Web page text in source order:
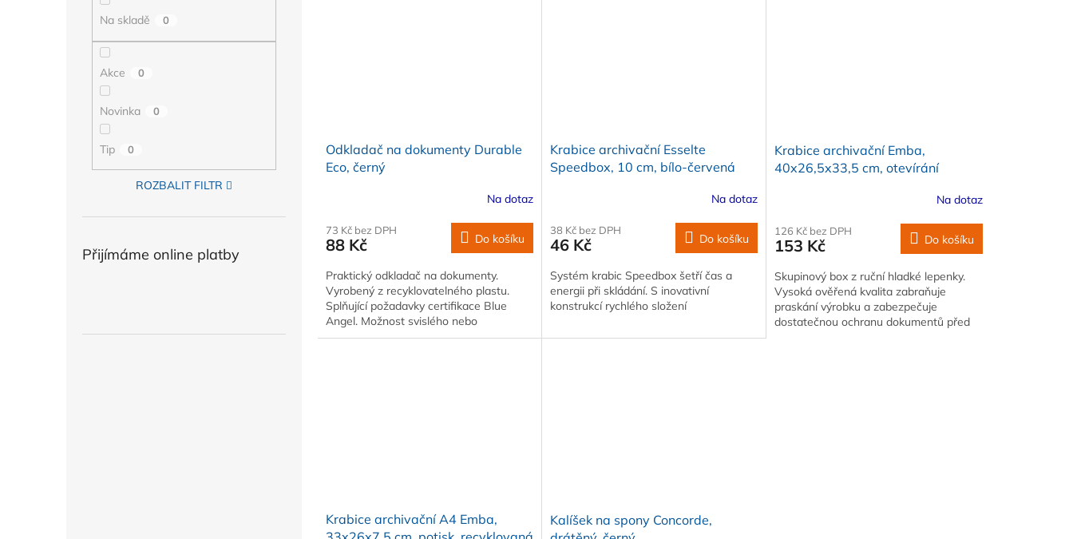
Na skladě 0
Akce 0
Novinka 0
Tip 0
ROZBALIT FILTR
Přijímáme online platby
Odkladač na dokumenty Durable
Eco, černý
Na dotaz
73 Kč bez DPH
88 Kč Do košíku
Praktický odkladač na dokumenty.
Vyrobený z recyklovatelného plastu.
Splňující požadavky certifikace Blue
Angel. Možnost svislého nebo
odsazeneho stohování
Krabice archivační Esselte
Speedbox, 10 cm, bílo-červená
Na dotaz
38 Kč bez DPH
46 Kč Do košíku
Systém krabic Speedbox šetří čas a
energii při skládání. S inovativní
konstrukcí rychlého složení
Krabice archivační Emba,
40x26,5x33,5 cm, otevírání
Na dotaz
126 Kč bez DPH
153 Kč Do košíku
Skupinový box z ruční hladké lepenky.
Vysoká ověřená kvalita zabraňuje
praskání výrobku a zabezpečuje
dostatečnou ochranu dokumentů před
Krabice archivační A4 Emba,
Kalíšek na spony Concorde,